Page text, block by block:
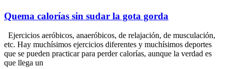
Quema calorías sin sudar la gota gorda
Ejercicios aeróbicos, anaeróbicos, de relajación, de musculación,
etc. Hay muchísimos ejercicios diferentes y muchísimos deportes
que se pueden practicar para perder calorías, aunque la verdad es
que llega un